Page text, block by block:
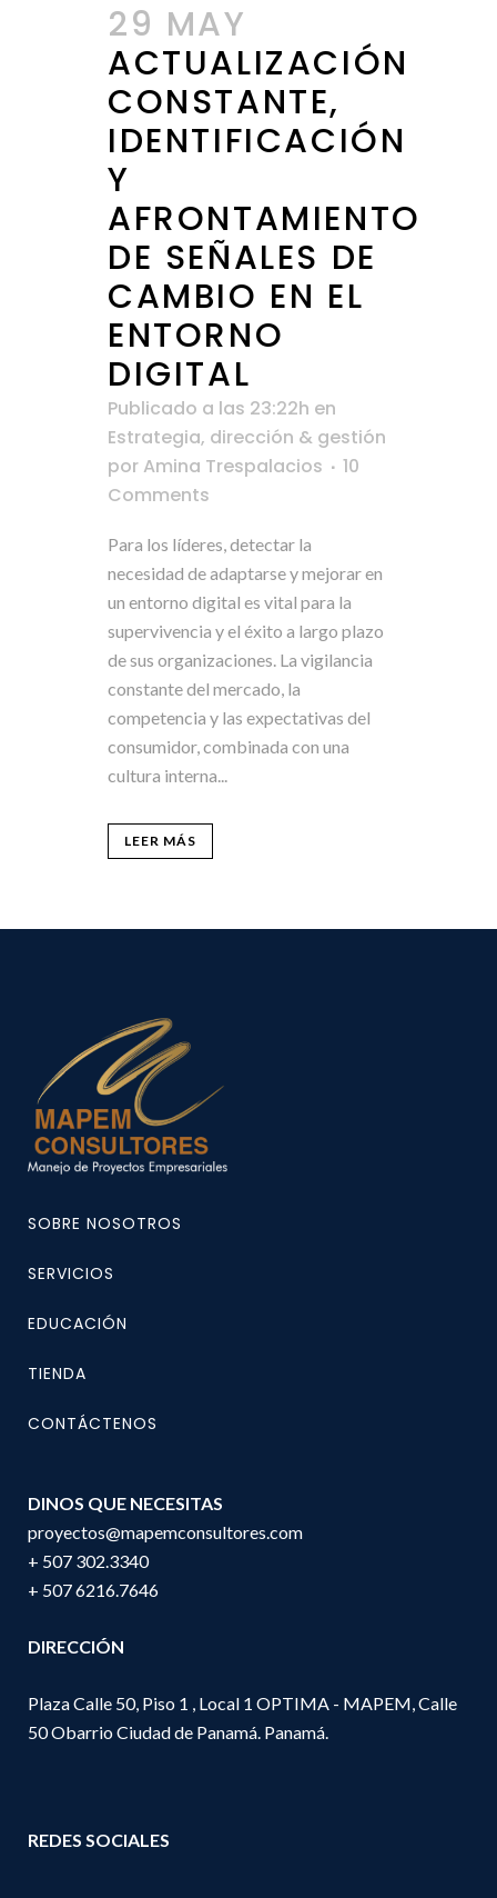
29 MAY
ACTUALIZACIÓN
CONSTANTE,
IDENTIFICACIÓN
Y
AFRONTAMIENTO
DE SEÑALES DE
CAMBIO EN EL
ENTORNO
DIGITAL
Publicado a las 23:22h en
Estrategia, dirección & gestión
por Amina Trespalacios
10
Comments
Para los líderes, detectar la
necesidad de adaptarse y mejorar en
un entorno digital es vital para la
supervivencia y el éxito a largo plazo
de sus organizaciones. La vigilancia
constante del mercado, la
competencia y las expectativas del
consumidor, combinada con una
cultura interna...
LEER MÁS
SOBRE NOSOTROS
SERVICIOS
EDUCACIÓN
TIENDA
CONTÁCTENOS
DINOS QUE NECESITAS
proyectos@mapemconsultores.com
+ 507 302.3340
+ 507 6216.7646
DIRECCIÓN
Plaza Calle 50, Piso 1 , Local 1 OPTIMA - MAPEM, Calle
50 Obarrio Ciudad de Panamá. Panamá.
REDES SOCIALES